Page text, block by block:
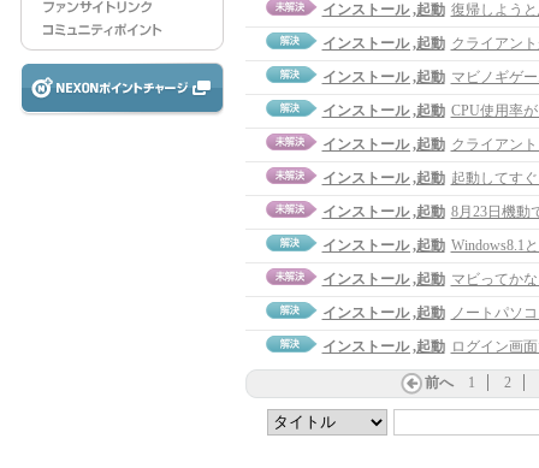
インストール ,起動 復帰しよう
インストール ,起動 クライアン
インストール ,起動 マビノギゲ
インストール ,起動 CPU使用率
インストール ,起動 クライアン
インストール ,起動 起動してす
インストール ,起動 8月23日機動
インストール ,起動 Windows8.1
インストール ,起動 マビってか
インストール ,起動 ノートパソ
インストール ,起動 ログイン画
前へ 1 2